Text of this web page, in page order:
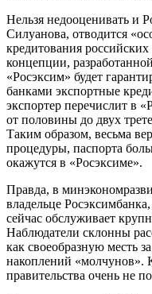
Нельзя недооценивать и
Силуанова, отводится
кредитования
концепции,
«Росэксим» будет
банками экспортные
экспортер перечислит в
от половины до двух
Таким образом, весьма
процедуры, паспорта
окажутся в «Росэксиме».
Правда, в
владельце
сейчас обслуживает
Наблюдатели склонны
как своеобразную месть
накоплений «молчунов».
правительства очень не